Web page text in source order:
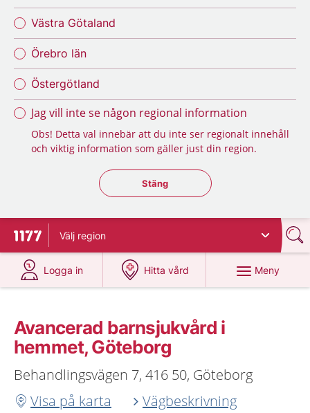
Västra Götaland
Örebro län
Östergötland
Jag vill inte se någon regional information
Obs! Detta val innebär att du inte ser regionalt innehåll
och viktig information som gäller just din region.
Stäng regionsväljaren
Stäng
Till startsidan för 1177
Välj region
Logga in
på 1177.se
Hitta vård
på 1177.se
Meny
Avancerad barnsjukvård i
hemmet, Göteborg
Behandlingsvägen 7, 416 50, Göteborg
Visa på karta
Vägbeskrivning